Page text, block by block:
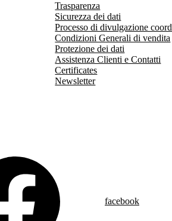
Trasparenza
Sicurezza dei dati
Processo di divulgazione
Condizioni Generali di vendita
Protezione dei dati
Assistenza Clienti e Contatti
Certificates
Newsletter
facebook